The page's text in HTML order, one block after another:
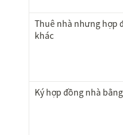
Thuê nhà nhưng hợp
khác
Ký hợp đồng nhà